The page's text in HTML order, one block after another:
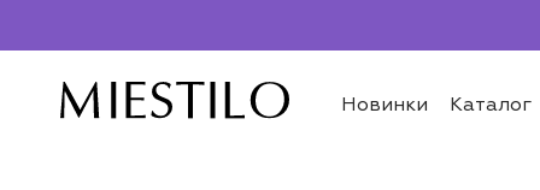
Новинки Каталог